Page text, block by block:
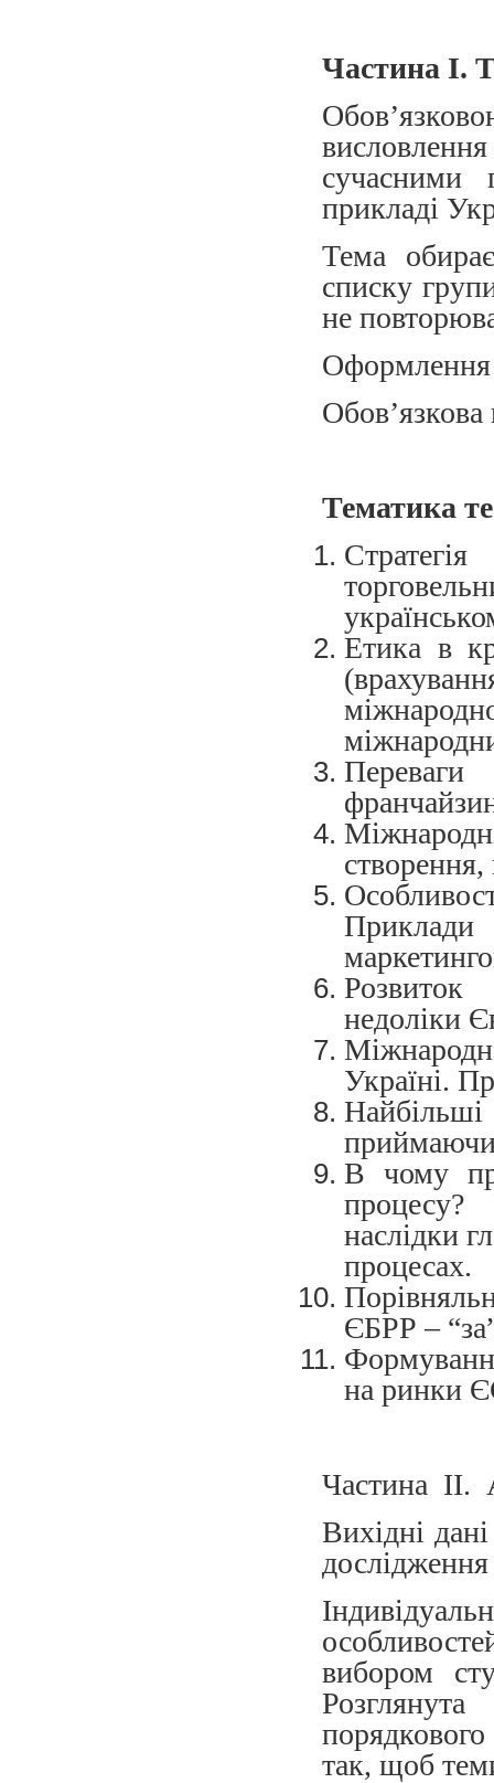
Частина І.
сучасними
прикладі
Тема
списку
не
Оформлення
Обов’язкова
Тематика
Етика в
Переваги
створення,
Розвиток
недоліки
Україні.
В чому
наслідки
процесах.
ЄБРР –
на ринки
Частина ІІ.
Вихідні
вибором
так, щоб